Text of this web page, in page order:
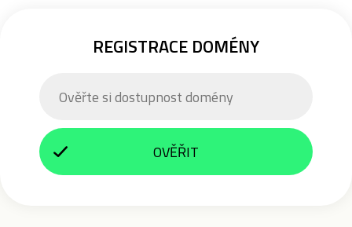
REGISTRACE DOMÉNY
OVĚŘIT